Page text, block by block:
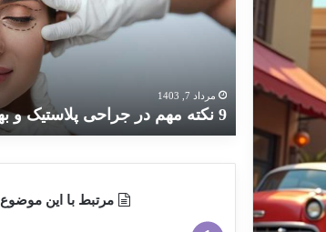
جراحی
پلاستیک
بیمارمرداد 7, 1403
9 نکته مهم در جراحی پلاستیک و بهبود بیمار
مرتبط با این موضوع